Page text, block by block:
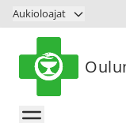
Siirry sisältöön
Aukioloajat